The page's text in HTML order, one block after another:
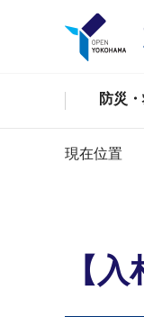
防災
現在位置
【